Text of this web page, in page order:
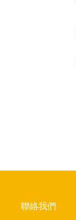
聯絡我們